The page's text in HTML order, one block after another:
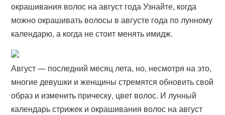
окрашивания волос на август года Узнайте, когда
можно окрашивать волосы в августе года по лунному
календарю, а когда не стоит менять имидж.
Август — последний месяц лета, но, несмотря на это,
многие девушки и женщины стремятся обновить свой
образ и изменить прическу, цвет волос. И лунный
календарь стрижек и окрашивания волос на август